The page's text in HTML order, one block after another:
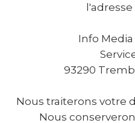
l'adresse
Info
93290
Nous traiterons votre
Nous